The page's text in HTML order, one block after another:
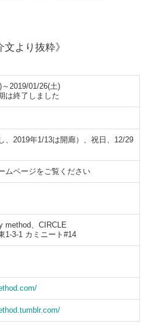
より抜粋》
2019/01/26(土)
は終了しました
、2019年1/13は開廊）、祝日、12/29
ムページをご覧ください
method、CIRCLE
1-3-1 カミニート#14